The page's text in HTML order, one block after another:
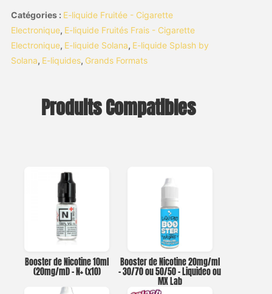
Catégories : E-liquide Fruitée - Cigarette
Electronique, E-liquide Fruités Frais - Cigarette
Electronique, E-liquide Solana, E-liquide Splash by
Solana, E-liquides, Grands Formats
Produits Compatibles
Booster de Nicotine 10ml
(20mg/ml) – N+ (x10)
Booster de Nicotine 20mg/ml
– 30/70 ou 50/50 – Liquideo ou
MX Lab